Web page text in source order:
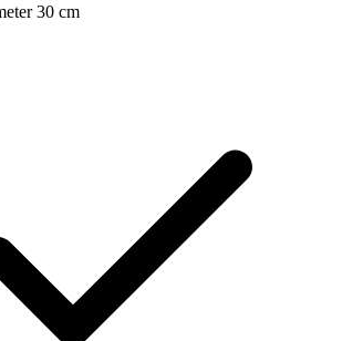
30 cm